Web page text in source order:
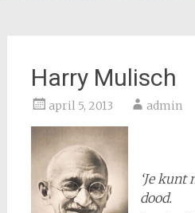
Harry Mulisch
april 5, 2013 admin
‘Je kunt
dood.